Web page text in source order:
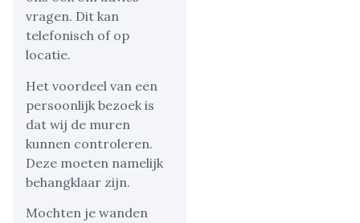
vragen. Dit kan
telefonisch of op
locatie.
Het voordeel van een
persoonlijk bezoek is
dat wij de muren
kunnen controleren.
Deze moeten namelijk
behangklaar zijn.
Mochten je wanden